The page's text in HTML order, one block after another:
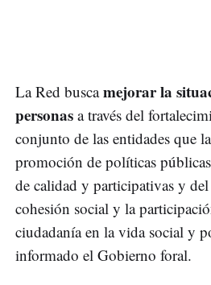
La Red buscamejorar la
personas a través del
conjunto de las entidades que
promoción de políticas
de calidad y participativas y
cohesión social y la
ciudadanía en la vida social y
informado el Gobierno foral.